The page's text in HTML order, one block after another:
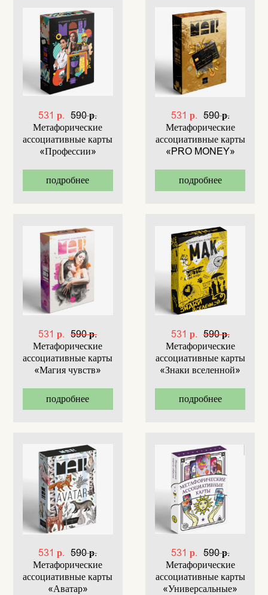
531 р. 590 р.
Метафорические
ассоциативные карты
«Профессии»
подробнее
531 р. 590 р.
Метафорические
ассоциативные карты
«PRO MONEY»
подробнее
531 р. 590 р.
Метафорические
ассоциативные карты
«Магия чувств»
подробнее
531 р. 590 р.
Метафорические
ассоциативные карты
«Знаки вселенной»
подробнее
531 р. 590 р.
Метафорические
ассоциативные карты
«Аватар»
531 р. 590 р.
Метафорические
ассоциативные карты
«Универсальные»